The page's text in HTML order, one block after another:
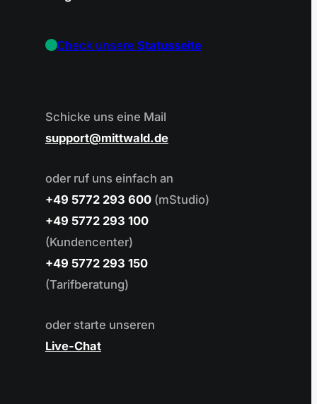
Check unsere Statusseite
Schicke uns eine Mail
support
mittwald.de
oder ruf uns einfach an
+49 5772 293 600 (mStudio)
+49 5772 293 100
(Kundencenter)
+49 5772 293 150
(Tarifberatung)
oder starte unseren
Live-Chat